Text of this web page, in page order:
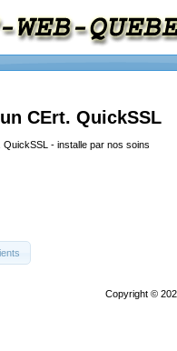
CErt. QuickSSL
QuickSSL - installe par nos soins
Copyright ©